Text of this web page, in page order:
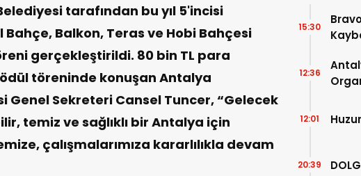
tarafından bu yıl 5'incisi
Bahçe, Balkon, Teras ve Hobi Bahçesi
gerçekleştirildi. 80 bin TL para
ödül töreninde konuşan Antalya
Genel Sekreteri Cansel Tuncer, “Gelecek
temiz ve sağlıklı bir Antalya için
çalışmalarımıza kararlılıkla devam
15:30
12:36
12:01
20:39